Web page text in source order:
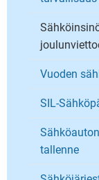
Vuoden
SIL-
tallenne